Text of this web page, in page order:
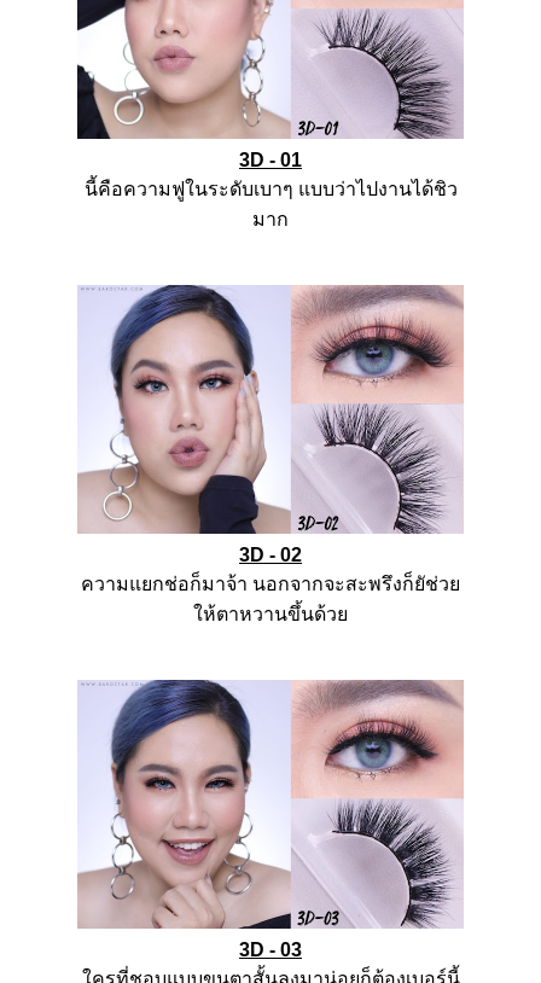
3D - 01
นี้คือความฟูในระดับเบาๆ แบบว่าไปงานได้ชิว
มาก
3D - 02
ความแยกช่อก็มาจ้า นอกจากจะสะพรึงก็ยัช่วย
ให้ตาหวานขึ้นด้วย
3D - 03
ใครที่ชอบแบบขนตาสั้นลงมาน่อยก็ต้องเบอร์นี้